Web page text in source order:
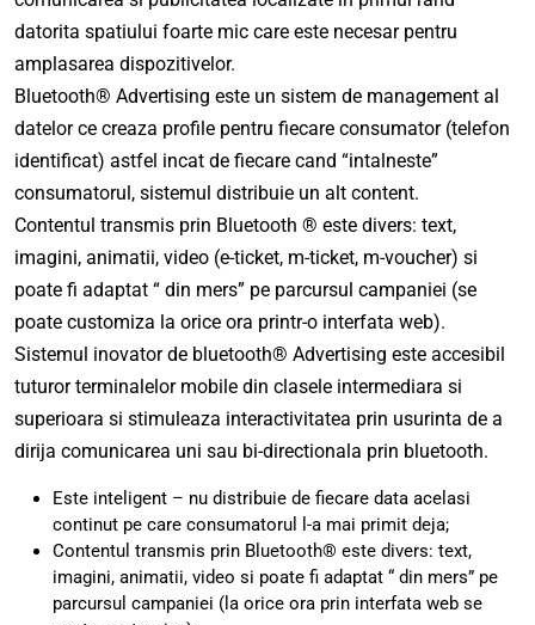
datorita spatiului foarte mic care este necesar pentru
amplasarea dispozitivelor.
Bluetooth® Advertising este un sistem de management al
datelor ce creaza profile pentru fiecare consumator (telefon
identificat) astfel incat de fiecare cand “intalneste”
consumatorul, sistemul distribuie un alt content.
Contentul transmis prin Bluetooth ® este divers: text,
imagini, animatii, video (e-ticket, m-ticket, m-voucher) si
poate fi adaptat “ din mers” pe parcursul campaniei (se
poate customiza la orice ora printr-o interfata web).
Sistemul inovator de bluetooth® Advertising este accesibil
tuturor terminalelor mobile din clasele intermediara si
superioara si stimuleaza interactivitatea prin usurinta de a
dirija comunicarea uni sau bi-directionala prin bluetooth.
Este inteligent – nu distribuie de fiecare data acelasi
continut pe care consumatorul l-a mai primit deja;
Contentul transmis prin Bluetooth® este divers: text,
imagini, animatii, video si poate fi adaptat “ din mers” pe
parcursul campaniei (la orice ora prin interfata web se